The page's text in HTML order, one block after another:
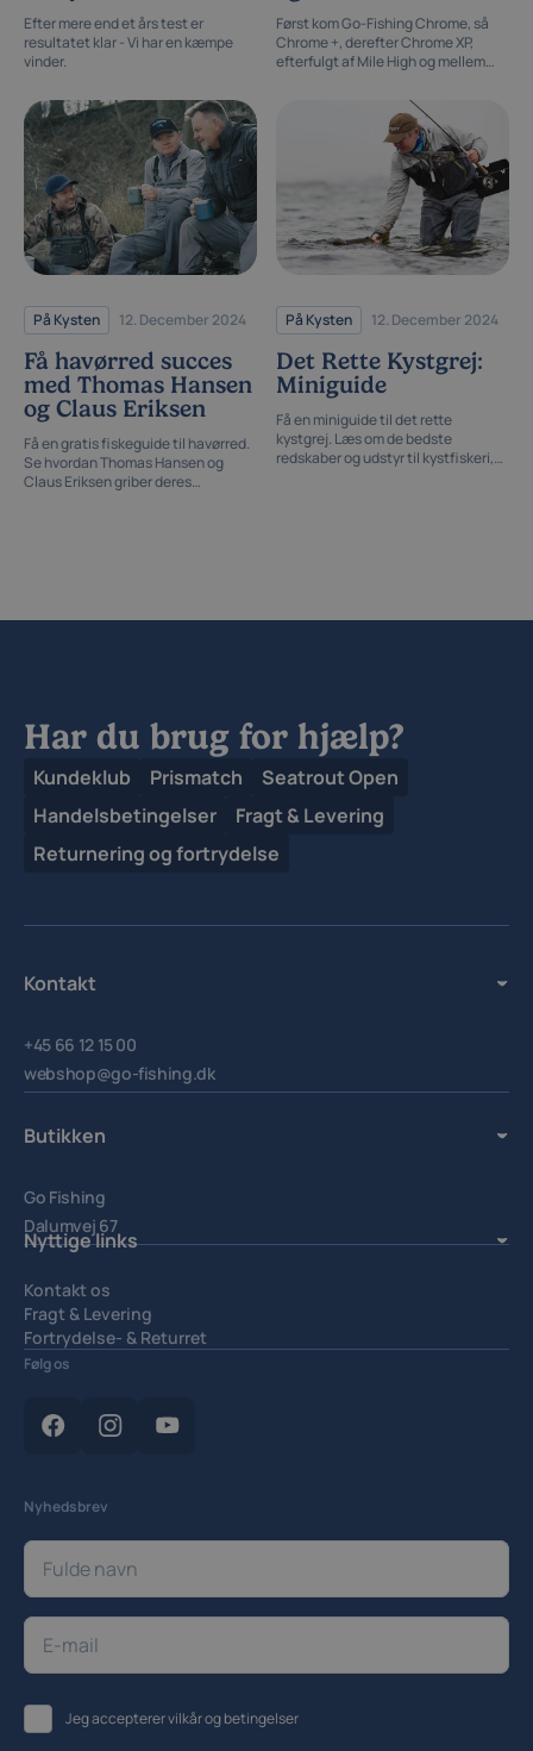
Efter mere end et års test er
resultatet klar - Vi har en kæmpe
vinder.
Først kom Go-Fishing Chrome, så
Chrome +, derefter Chrome XP,
efterfulgt af Mile High og mellem
stangserier som vi har udviklet kun
med det danske fiskeri for øje.
På Kysten 12. December 2024
Få havørred succes
med Thomas Hansen
og Claus Eriksen
Få en gratis fiskeguide til havørred.
Se hvordan Thomas Hansen og
Claus Eriksen griber deres
På Kysten 12. December 2024
Det Rette Kystgrej:
Miniguide
Få en miniguide til det rette
kystgrej. Læs om de bedste
redskaber og udstyr til kystfiskeri,
Har du brug for hjælp?
Kundeklub Prismatch
Seatrout Open
Handelsbetingelser
Fragt & Levering
Returnering og fortrydelse
Kontakt
+45 66 12 15 00
webshop@go-fishing.dk
Butikken
Go Fishing
Dalumvej 67
5250 Odense SV.
Nyttige links
Kontakt os
Fragt & Levering
Fortrydelse- & Returret
Handelsbetingelser
Cookiepolitik
Cookieindstillinger
Følg os
Nyhedsbrev
Jeg accepterervilkår og betingelser